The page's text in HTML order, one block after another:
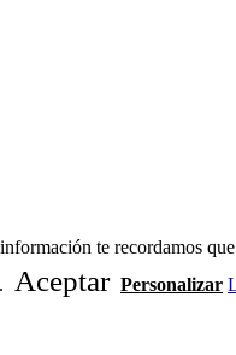
te recordamos
Aceptar Personalizar